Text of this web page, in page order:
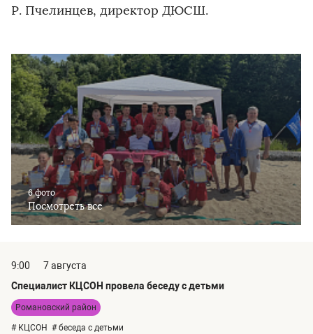
Р. Пчелинцев, директор ДЮСШ.
6 фото
Посмотреть все
9:00
7 августа
Специалист КЦСОН провела беседу с детьми
Романовский район
# КЦСОН # беседа с детьми